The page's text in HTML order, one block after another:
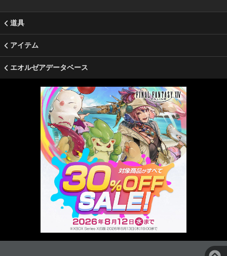
道具
アイテム
エオルゼアデータベース